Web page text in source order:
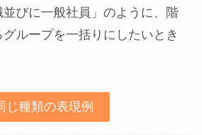
びに一般社員」のように、階
ループを一括りにしたいとき
じ種類の表現例